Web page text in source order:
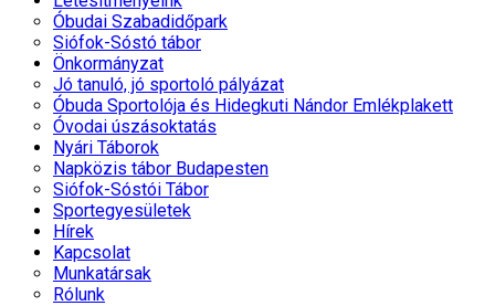
Óbudai Szabadidőpark
Siófok-Sóstó tábor
Önkormányzat
Jó tanuló, jó sportoló pályázat
Óbuda Sportolója és Hidegkuti Nándor Emlékplakett
Óvodai úszásoktatás
Nyári Táborok
Napközis tábor Budapesten
Siófok-Sóstói Tábor
Sportegyesületek
Hírek
Kapcsolat
Munkatársak
Rólunk